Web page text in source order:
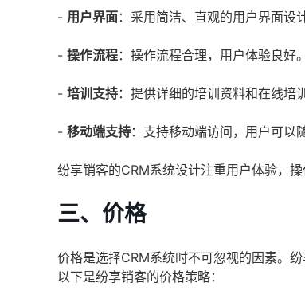
- 用户界面：采用简洁、直观的用户界面设
- 操作流程：操作流程合理，用户体验良好。
- 培训支持：提供详细的培训资料和在线培
- 移动端支持：支持移动端访问，用户可以
纷享销客的CRM系统设计注重用户体验，
三、价格
价格是选择CRM系统时不可忽视的因素。
以下是纷享销客的价格策略：